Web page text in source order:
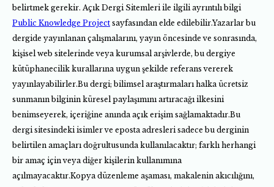
belirtmek gerekir. Açık Dergi Sitemleri ile ilgili ayrıntılı bilgi
Public Knowledge Project sayfasından elde edilebilir.Yazarlar bu
dergide yayınlanan çalışmalarını, yayın öncesinde ve sonrasında,
kişisel web sitelerinde veya kurumsal arşivlerde, bu dergiye
kütüphanecilik kurallarına uygun şekilde referans vererek
yayınlayabilirler.Bu dergi; bilimsel araştırmaları halka ücretsiz
sunmanın bilginin küresel paylaşımını artıracağı ilkesini
benimseyerek, içeriğine anında açık erişim sağlamaktadır.Bu
dergi sitesindeki isimler ve eposta adresleri sadece bu derginin
belirtilen amaçları doğrultusunda kullanılacaktır; farklı herhangi
bir amaç için veya diğer kişilerin kullanımına
açılmayacaktır.Kopya düzenleme aşaması, makalenin akıcılığını,